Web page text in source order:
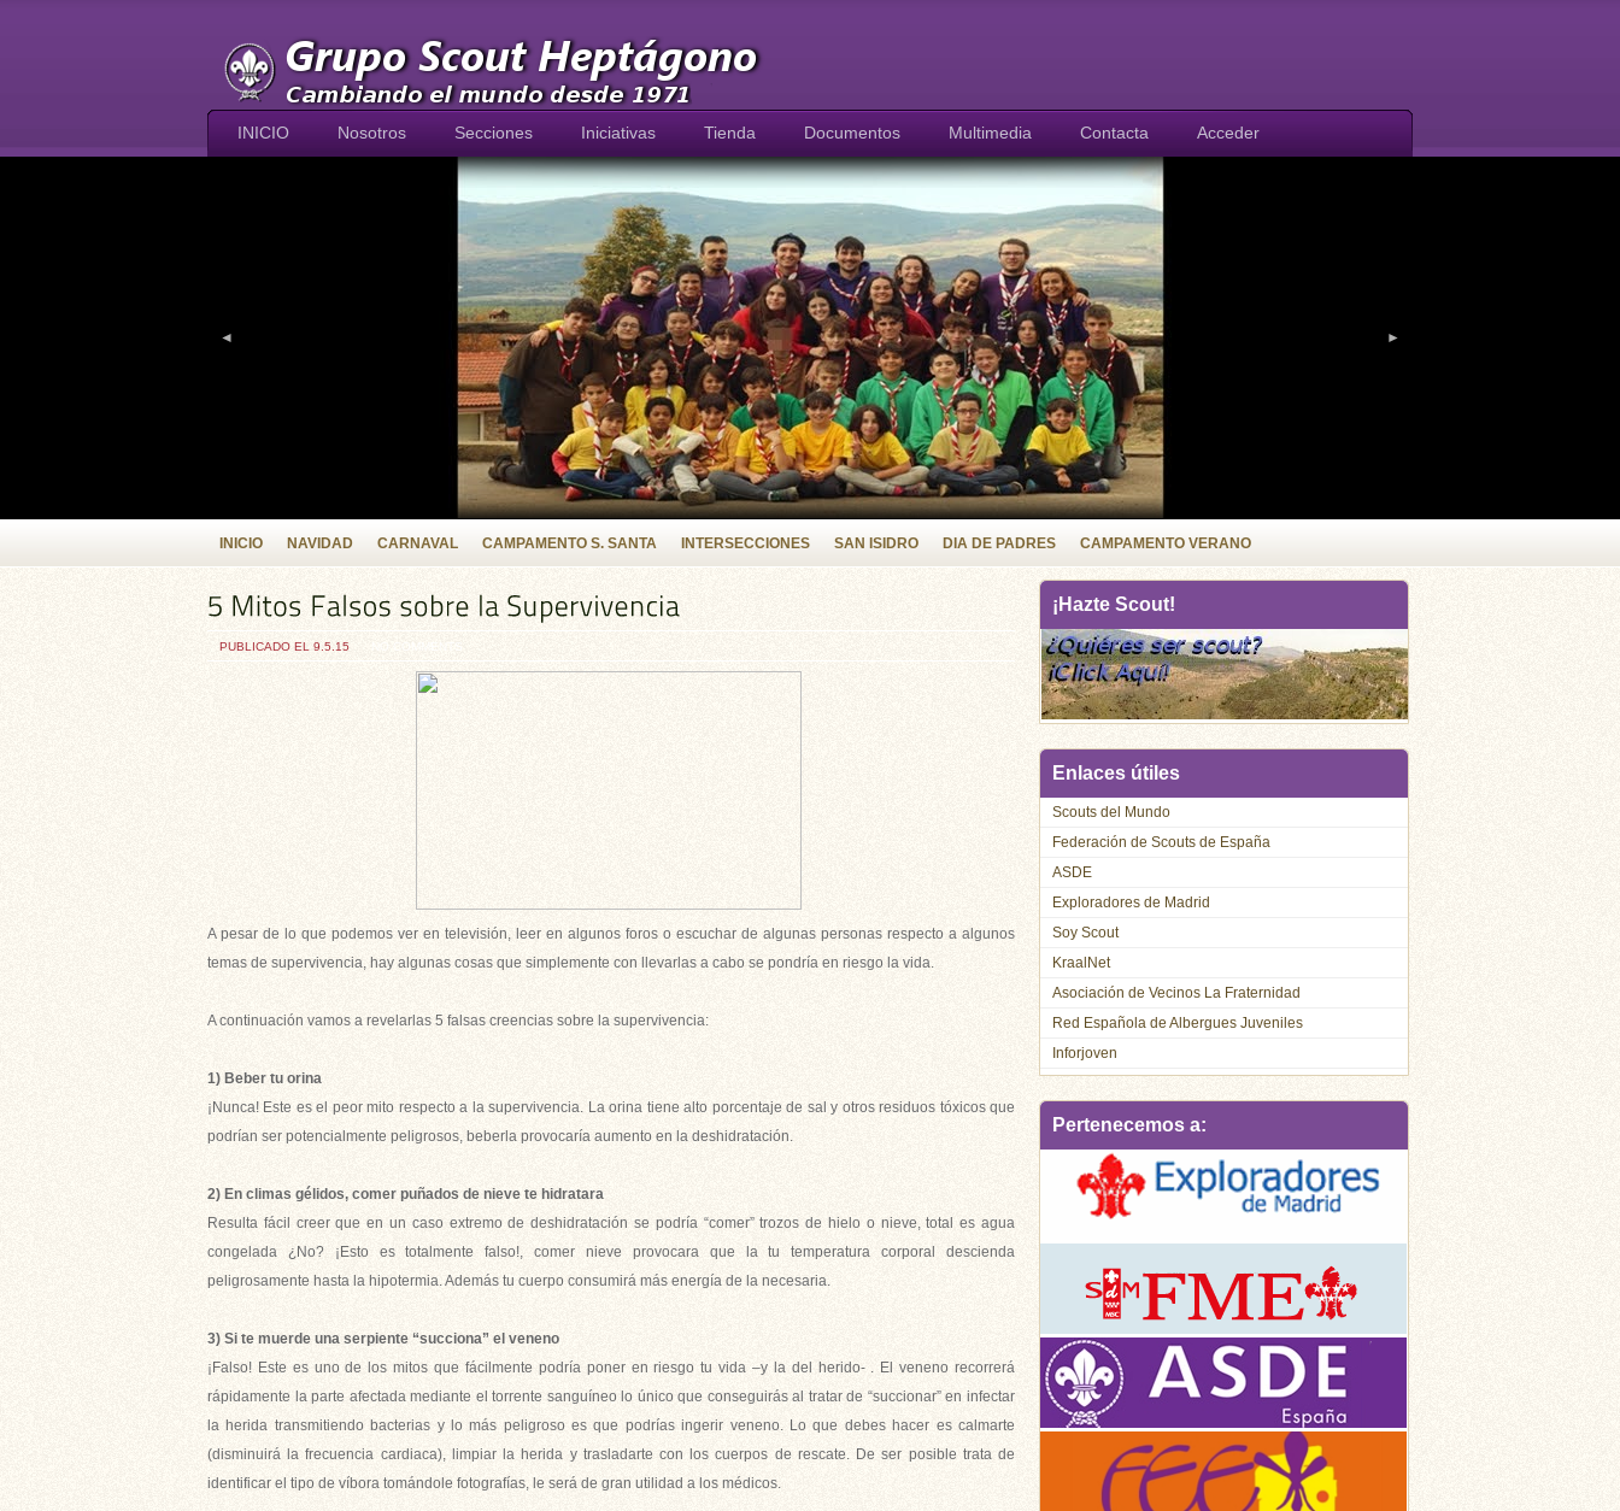
INICIO Nosotros Secciones Iniciativas Tienda Documentos Multimedia Contacta Acceder
◄ ►
INICIO NAVIDAD CARNAVAL CAMPAMENTO S. SANTA INTERSECCIONES SAN ISIDRO DIA DE PADRES CAMPAMENTO VERANO
¡Hazte Scout!
Enlaces útiles
Scouts del Mundo
Federación de Scouts de España
ASDE
Exploradores de Madrid
Soy Scout
KraalNet
Asociación de Vecinos La Fraternidad
Red Española de Albergues Juveniles
Inforjoven
Pertenecemos a:
PUBLICADO EL 9.5.15
A pesar de lo que podemos ver en televisión, leer en algunos foros o escuchar de algunas personas respecto a algunos
temas de supervivencia, hay algunas cosas que simplemente con llevarlas a cabo se pondría en riesgo la vida.
A continuación vamos a revelarlas 5 falsas creencias sobre la supervivencia:
1) Beber tu orina
¡Nunca! Este es el peor mito respecto a la supervivencia. La orina tiene alto porcentaje de sal y otros residuos tóxicos que
podrían ser potencialmente peligrosos, beberla provocaría aumento en la deshidratación.
2) En climas gélidos, comer puñados de nieve te hidratara
Resulta fácil creer que en un caso extremo de deshidratación se podría “comer” trozos de hielo o nieve, total es agua
congelada ¿No? ¡Esto es totalmente falso!, comer nieve provocara que la tu temperatura corporal descienda
peligrosamente hasta la hipotermia. Además tu cuerpo consumirá más energía de la necesaria.
3) Si te muerde una serpiente “succiona” el veneno
¡Falso! Este es uno de los mitos que fácilmente podría poner en riesgo tu vida –y la del herido- . El veneno recorrerá
rápidamente la parte afectada mediante el torrente sanguíneo lo único que conseguirás al tratar de “succionar” en infectar
la herida transmitiendo bacterias y lo más peligroso es que podrías ingerir veneno. Lo que debes hacer es calmarte
(disminuirá la frecuencia cardiaca), limpiar la herida y trasladarte con los cuerpos de rescate. De ser posible trata de
identificar el tipo de víbora tomándole fotografías, le será de gran utilidad a los médicos.